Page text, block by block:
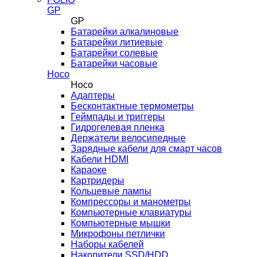
GP
GP
Батарейки алкалиновые
Батарейки литиевые
Батарейки солевые
Батарейки часовые
Hoco
Hoco
Адаптеры
Бесконтактные термометры
Геймпады и триггеры
Гидрогелевая пленка
Держатели велосипедные
Зарядные кабели для смарт часов
Кабели HDMI
Караоке
Картридеры
Кольцевые лампы
Компрессоры и манометры
Компьютерные клавиатуры
Компьютерные мышки
Микрофоны петлички
Наборы кабелей
Накопители SSD/HDD